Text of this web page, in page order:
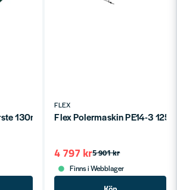
lager.
130mm M14 P46
FLEX
Flex Polermaskin PE14-3 125
5 901 kr
4 797 kr
Finns i Webblager